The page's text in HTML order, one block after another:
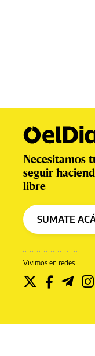
Vivimos en redes
Necesitamos
seguir
libre
SUMATE